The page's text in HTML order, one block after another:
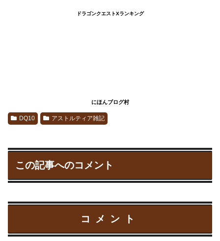
ドラゴンクエストXランキング
コメント
素敵な記事でした^_^ありがとうございます。